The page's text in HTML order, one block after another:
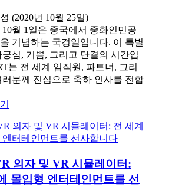
(2020년 10월 25일)
월 1일은 중국에서 중화인민공
기념하는 국경일입니다. 이 특별
긍심, 기쁨, 그리고 단결의 시간입
는 전 세계 임직원, 파트너, 그리
러분께 진심으로 축하 인사를 전합
의자 및 VR 시뮬레이터:
몰입형 엔터테인먼트를 선